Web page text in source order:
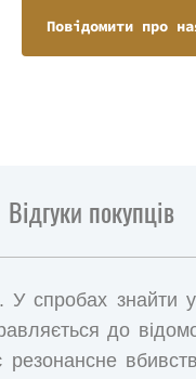
Повідомити про
Відгуки покупців
У спробах
до
резонансне